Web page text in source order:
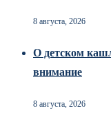
8 августа, 2026
О детском
внимание
8 августа, 2026